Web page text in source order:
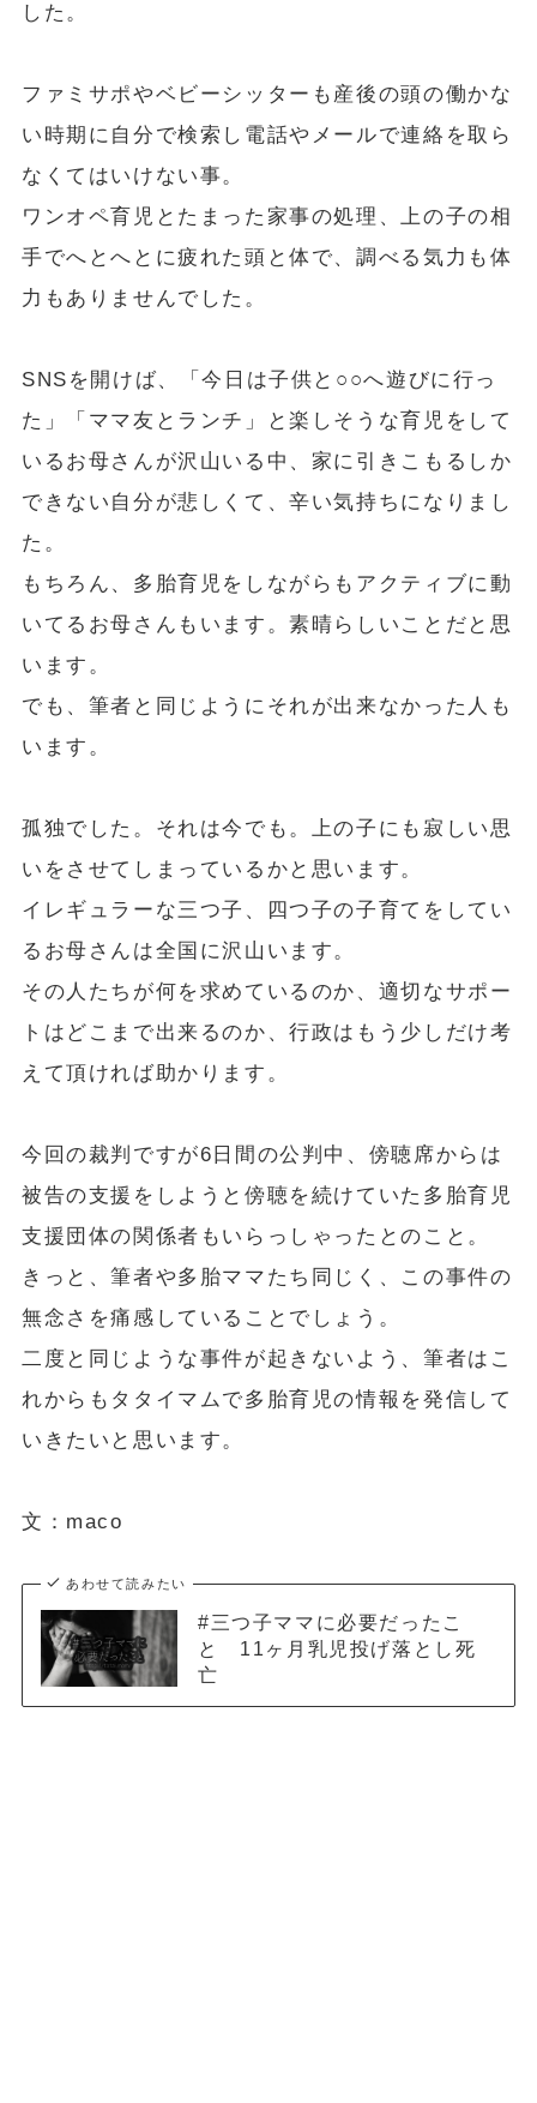
した。
ファミサポやベビーシッターも産後の頭の働かな
い時期に自分で検索し電話やメールで連絡を取ら
なくてはいけない事。
ワンオペ育児とたまった家事の処理、上の子の相
手でへとへとに疲れた頭と体で、調べる気力も体
力もありませんでした。
SNSを開けば、「今日は子供と○○へ遊びに行っ
た」「ママ友とランチ」と楽しそうな育児をして
いるお母さんが沢山いる中、家に引きこもるしか
できない自分が悲しくて、辛い気持ちになりまし
た。
もちろん、多胎育児をしながらもアクティブに動
いてるお母さんもいます。素晴らしいことだと思
います。
でも、筆者と同じようにそれが出来なかった人も
います。
孤独でした。それは今でも。上の子にも寂しい思
いをさせてしまっているかと思います。
イレギュラーな三つ子、四つ子の子育てをしてい
るお母さんは全国に沢山います。
その人たちが何を求めているのか、適切なサポー
トはどこまで出来るのか、行政はもう少しだけ考
えて頂ければ助かります。
今回の裁判ですが6日間の公判中、傍聴席からは
被告の支援をしようと傍聴を続けていた多胎育児
支援団体の関係者もいらっしゃったとのこと。
きっと、筆者や多胎ママたち同じく、この事件の
無念さを痛感していることでしょう。
二度と同じような事件が起きないよう、筆者はこ
れからもタタイマムで多胎育児の情報を発信して
いきたいと思います。
文：maco
あわせて読みたい
#三つ子ママに必要だったこ
と 11ヶ月乳児投げ落とし死
亡